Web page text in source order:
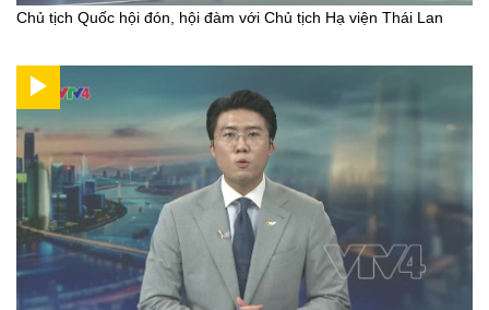
Chủ tịch Quốc hội đón, hội đàm với Chủ tịch Hạ viện Thái Lan